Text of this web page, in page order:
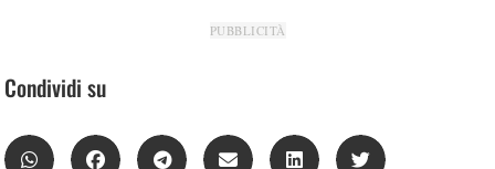
PUBBLICITÀ
Condividi su